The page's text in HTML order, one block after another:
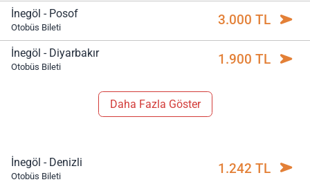
İnegöl - Posof
Otobüs Bileti 3.000 TL
İnegöl - Diyarbakır
Otobüs Bileti 1.900 TL
Daha Fazla Göster
İnegöl - Denizli
Otobüs Bileti 1.242 TL